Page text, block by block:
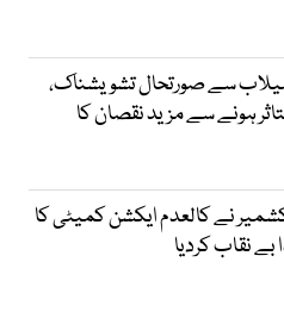
سے صورتحال تشویشناک،
ہونے سے مزید نقصان کا
نے کالعدم ایکشن کمیٹی کا
بے نقاب کردیا